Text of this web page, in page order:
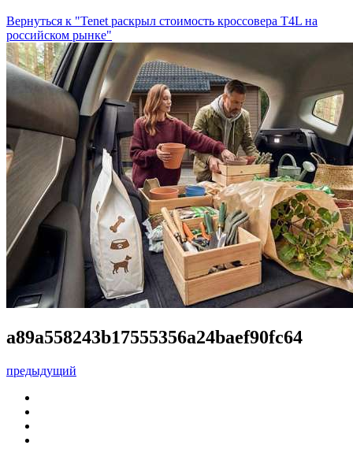
Вернуться к "Tenet раскрыл стоимость кроссовера T4L на
российском рынке"
a89a558243b17555356a24baef90fc64
предыдущий